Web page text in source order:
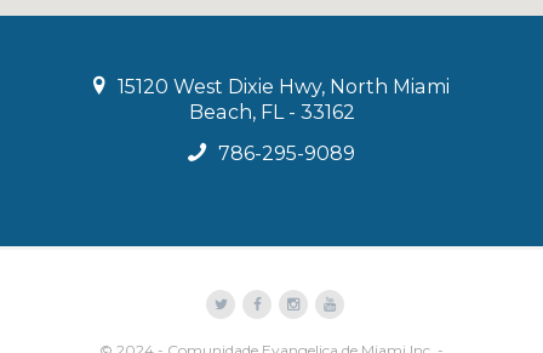
15120 West Dixie Hwy, North Miami
Beach, FL - 33162
786-295-9089